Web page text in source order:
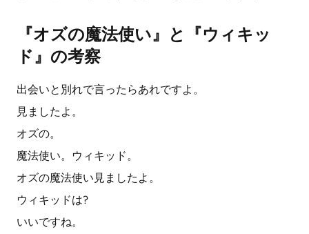
『オズの魔法使い』と『ウィキッ
ド』の考察
出会いと別れで言ったらあれですよ。
見ましたよ。
オズの。
魔法使い。ウィキッド。
オズの魔法使い見ましたよ。
ウィキッドは?
いいですね。